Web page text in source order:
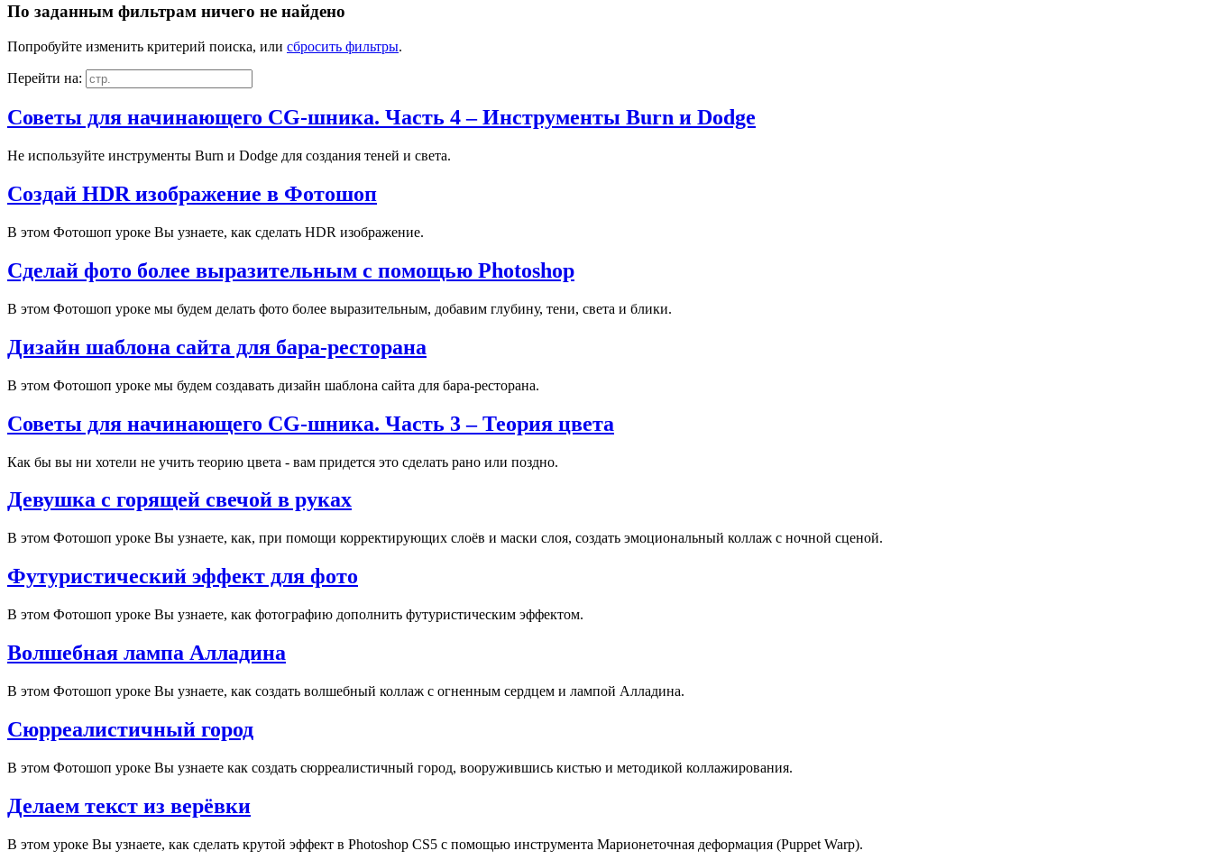
По заданным фильтрам ничего не найдено
Попробуйте изменить критерий поиска, или сбросить фильтры.
Перейти на:
Советы для начинающего CG-шника. Часть 4 – Инструменты Burn и Dodge
Не используйте инструменты Burn и Dodge для создания теней и света.
Создай HDR изображение в Фотошоп
В этом Фотошоп уроке Вы узнаете, как сделать HDR изображение.
Сделай фото более выразительным с помощью Photoshop
В этом Фотошоп уроке мы будем делать фото более выразительным, добавим глубину, тени, света и блики.
Дизайн шаблона сайта для бара-ресторана
В этом Фотошоп уроке мы будем создавать дизайн шаблона сайта для бара-ресторана.
Советы для начинающего CG-шника. Часть 3 – Теория цвета
Как бы вы ни хотели не учить теорию цвета - вам придется это сделать рано или поздно.
Девушка с горящей свечой в руках
В этом Фотошоп уроке Вы узнаете, как, при помощи корректирующих слоёв и маски слоя, создать эмоциональный коллаж с ночной сценой.
Футуристический эффект для фото
В этом Фотошоп уроке Вы узнаете, как фотографию дополнить футуристическим эффектом.
Волшебная лампа Алладина
В этом Фотошоп уроке Вы узнаете, как создать волшебный коллаж с огненным сердцем и лампой Алладина.
Сюрреалистичный город
В этом Фотошоп уроке Вы узнаете как создать сюрреалистичный город, вооружившись кистью и методикой коллажирования.
Делаем текст из верёвки
В этом уроке Вы узнаете, как сделать крутой эффект в Photoshop CS5 с помощью инструмента Марионеточная деформация (Puppet Warp).